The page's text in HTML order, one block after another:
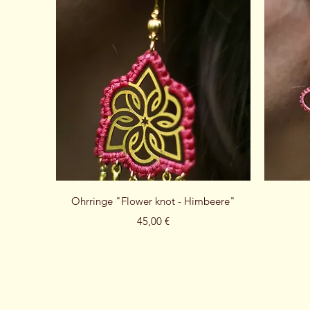
Schnellansicht
Ohrringe "Flower knot - Himbeere"
Preis
45,00 €